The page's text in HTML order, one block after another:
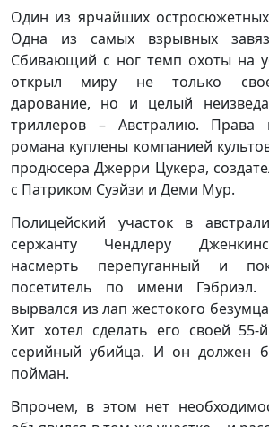
Один из ярчайших
Одна из самых взрывных
Сбивающий с ног темп охоты на
открыл миру не только
дарование, но и целый
триллеров – Австралию. Права
романа куплены компанией
продюсера Джерри Цукера,
с Патриком Суэйзи и Деми Мур.
Полицейский участок в
сержанту Чендлеру
насмерть перепуганный и
посетитель по имени
вырвался из лап жестокого
Хит хотел сделать его своей
серийный убийца. И он должен
пойман.
Впрочем, в этом нет